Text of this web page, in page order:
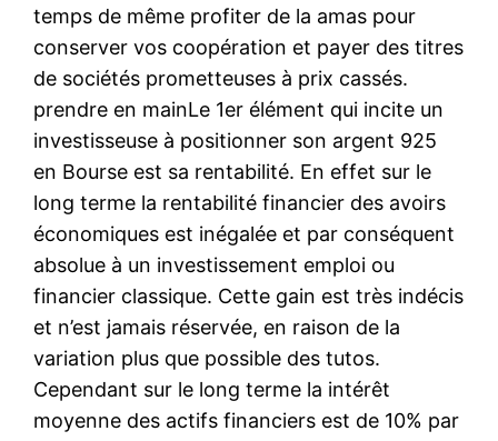
temps de même profiter de la amas pour
conserver vos coopération et payer des titres
de sociétés prometteuses à prix cassés.
prendre en mainLe 1er élément qui incite un
investisseuse à positionner son argent 925
en Bourse est sa rentabilité. En effet sur le
long terme la rentabilité financier des avoirs
économiques est inégalée et par conséquent
absolue à un investissement emploi ou
financier classique. Cette gain est très indécis
et n’est jamais réservée, en raison de la
variation plus que possible des tutos.
Cependant sur le long terme la intérêt
moyenne des actifs financiers est de 10% par